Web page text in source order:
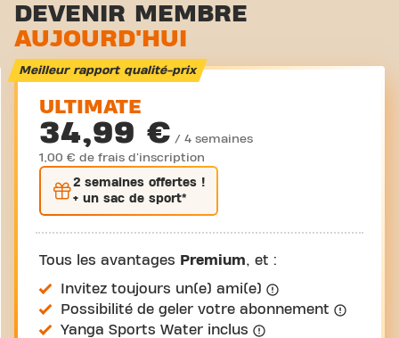
DEVENIR MEMBRE
AUJOURD'HUI
Meilleur rapport qualité-prix
ULTIMATE
34,99 € / 4 semaines
1,00 € de frais d'inscription
2 semaines offertes !
+ un sac de sport*
Tous les avantages Premium, et :
Invitez toujours un(e) ami(e)
Possibilité de geler votre abonnement
Yanga Sports Water inclus